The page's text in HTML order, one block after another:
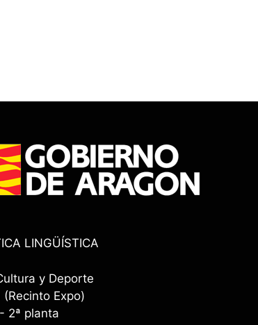
LINGÜÍSTICA
y Deporte
Expo)
2ª planta